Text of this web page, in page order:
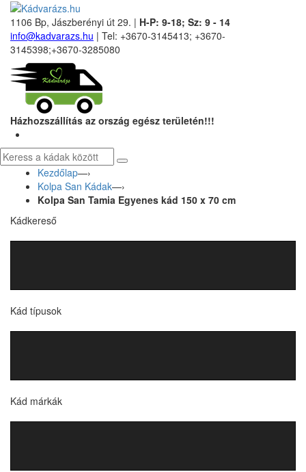
1106 Bp, Jászberényi út 29. | H-P: 9-18; Sz: 9 - 14
info@kadvarazs.hu | Tel: +3670-3145413; +3670-
3145398;+3670-3285080
Házhozszállítás az ország egész területén!!!
Kezdőlap—›
Kolpa San Kádak—›
Kolpa San Tamia Egyenes kád 150 x 70 cm
Kádkereső
Kád típusok
Kád márkák